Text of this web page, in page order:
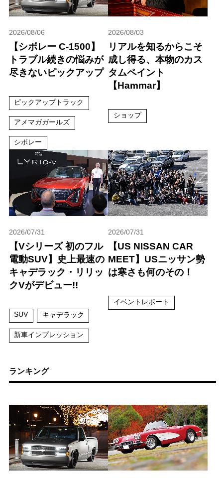
2026/08/06
【シボレー C-1500】
トラブル続きの悩みが
尽きないピックアップ
ピックアップトラック
アメマガガールズ
シボレー
2026/08/03
リアルを知るからこそ
成し得る、本物のカス
タムペイント
【Hammar】
ショップ
2026/07/31
【Vシリーズ 初のフル
電動SUV】史上最速の
キャデラック・リリッ
クVがデビュー!!
SUV キャデラック
新車インプレッション
2026/07/31
【US NISSAN CAR
MEET】USニッサン勢
は寒さも何のその！
イベントレポート
ランキング